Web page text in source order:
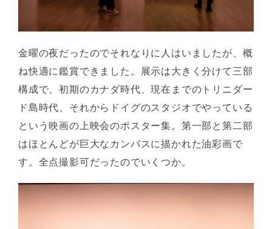
金曜の夜だったのでそれなりに人はいましたが、概
ね快適に鑑賞できました。展示は大きく分けて三部
構成で、初期のカナダ時代、現在までのトリニダー
ド島時代、それからドイグのスタジオでやっている
という映画の上映会のポスター集。第一部と第二部
はほとんどが巨大なカンバスに描かれた油彩画で
す。全点撮影可だったのでいくつか。